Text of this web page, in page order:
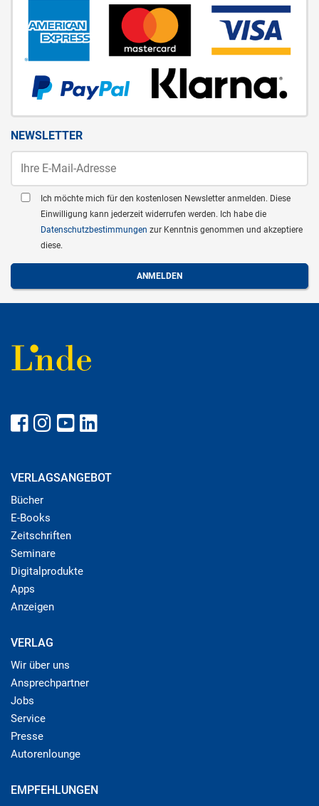
NEWSLETTER
Ich möchte mich für den kostenlosen Newsletter anmelden. Diese
Einwilligung kann jederzeit widerrufen werden. Ich habe die
Datenschutzbestimmungen zur Kenntnis genommen und akzeptiere
diese.
VERLAGSANGEBOT
Bücher
E-Books
Zeitschriften
Seminare
Digitalprodukte
Apps
Anzeigen
VERLAG
Wir über uns
Ansprechpartner
Jobs
Service
Presse
Autorenlounge
EMPFEHLUNGEN